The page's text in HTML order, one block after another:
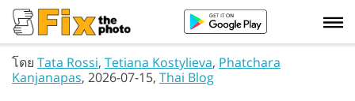
โดย Tata Rossi, Tetiana Kostylieva, Phatchara
Kanjanapas, 2026-07-15, Thai Blog